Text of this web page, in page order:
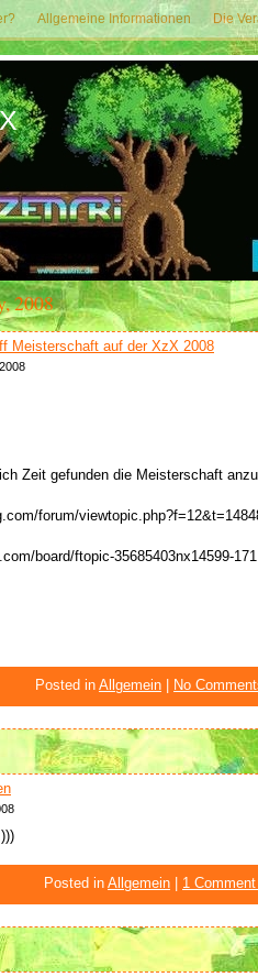
Allgemeine Informationen Die
2008
Meisterschaft auf der XzX 2008
Zeit gefunden die Meisterschaft
forum/
board/ftopic-35685403nx14599-
Posted in Allgemein No
Posted in Allgemein 1